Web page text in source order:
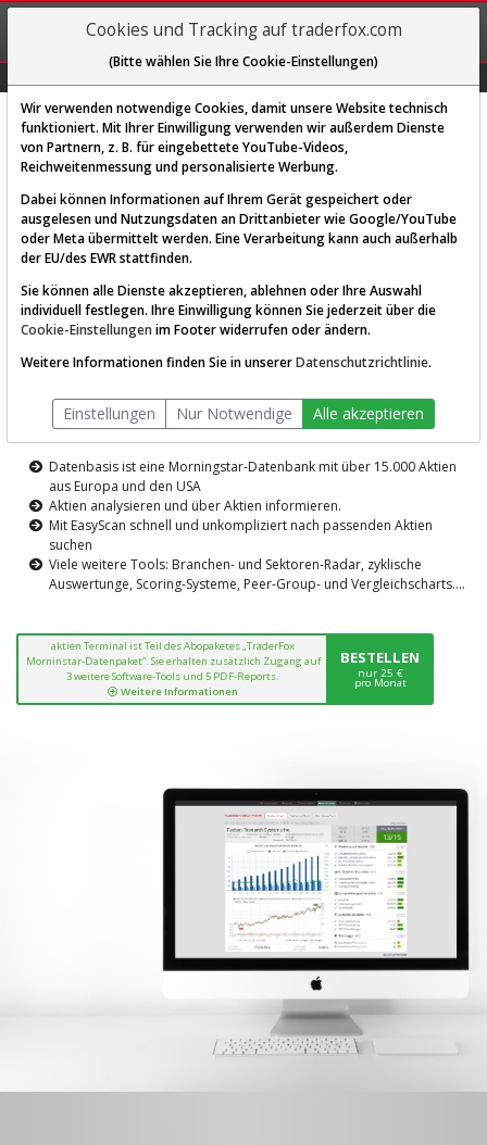
REGIS-
TRIEREN
Diese Funktion ist nur für
AKTIEN-TERMINAL
Die Aktienanalyse-Plattform von
TraderFox
Datenbasis ist eine Morningstar-Datenbank mit über 15.000 Aktien
aus Europa und den USA
Aktien analysieren und über Aktien informieren.
Mit EasyScan schnell und unkompliziert nach passenden Aktien
suchen
Viele weitere Tools: Branchen- und Sektoren-Radar, zyklische
Auswertunge, Scoring-Systeme, Peer-Group- und Vergleichscharts....
aktien Terminal ist Teil des Abopaketes „TraderFox
Morninstar-Datenpaket“. Sie erhalten zusätzlich Zugang auf
3 weitere Software-Tools und 5 PDF-Reports.
Weitere Informationen
BESTELLEN
nur 25 €
pro Monat
Cookies und Tracking auf traderfox.com
(Bitte wählen Sie Ihre Cookie-Einstellungen)
Wir verwenden notwendige Cookies, damit unsere Website technisch
funktioniert. Mit Ihrer Einwilligung verwenden wir außerdem Dienste
von Partnern, z. B. für eingebettete YouTube-Videos,
Reichweitenmessung und personalisierte Werbung.
Dabei können Informationen auf Ihrem Gerät gespeichert oder
ausgelesen und Nutzungsdaten an Drittanbieter wie Google/YouTube
oder Meta übermittelt werden. Eine Verarbeitung kann auch außerhalb
der EU/des EWR stattfinden.
Sie können alle Dienste akzeptieren, ablehnen oder Ihre Auswahl
individuell festlegen. Ihre Einwilligung können Sie jederzeit über die
Cookie-Einstellungen im Footer widerrufen oder ändern.
Weitere Informationen finden Sie in unsererDatenschutzrichtlinie.
Einstellungen Nur Notwendige Alle akzeptieren